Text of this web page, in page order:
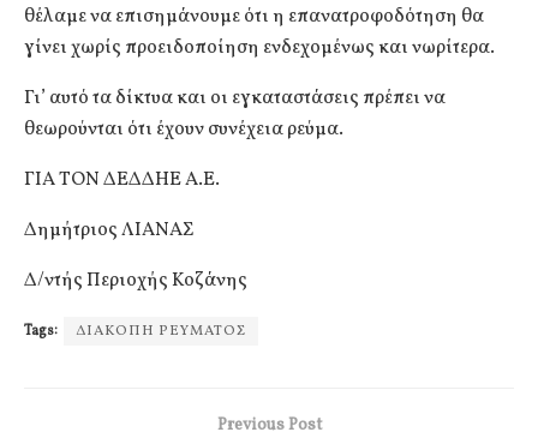
θέλαμε να επισημάνουμε ότι η επανατροφοδότηση θα
γίνει χωρίς προειδοποίηση ενδεχομένως και νωρίτερα.
Γι’ αυτό τα δίκτυα και οι εγκαταστάσεις πρέπει να
θεωρούνται ότι έχουν συνέχεια ρεύμα.
ΓΙΑ ΤΟΝ ΔΕΔΔΗΕ Α.Ε.
Δημήτριος ΛΙΑΝΑΣ
Δ/ντής Περιοχής Κοζάνης
Tags: ΔΙΑΚΟΠΗ ΡΕΥΜΑΤΟΣ
Previous Post